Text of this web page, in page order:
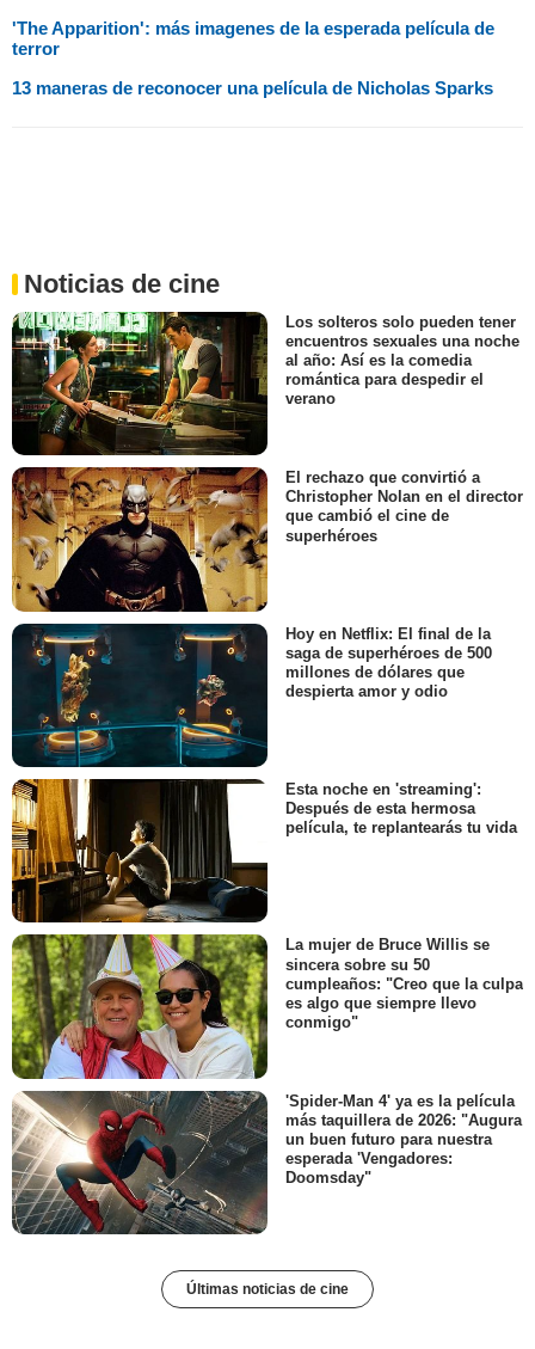
'The Apparition': más imagenes de la esperada película de
terror
13 maneras de reconocer una película de Nicholas Sparks
Noticias de cine
Los solteros solo pueden tener
encuentros sexuales una noche
al año: Así es la comedia
romántica para despedir el
verano
El rechazo que convirtió a
Christopher Nolan en el director
que cambió el cine de
superhéroes
Hoy en Netflix: El final de la
saga de superhéroes de 500
millones de dólares que
despierta amor y odio
Esta noche en 'streaming':
Después de esta hermosa
película, te replantearás tu vida
La mujer de Bruce Willis se
sincera sobre su 50
cumpleaños: "Creo que la culpa
es algo que siempre llevo
conmigo"
'Spider-Man 4' ya es la película
más taquillera de 2026: "Augura
un buen futuro para nuestra
esperada 'Vengadores:
Doomsday"
Últimas noticias de cine